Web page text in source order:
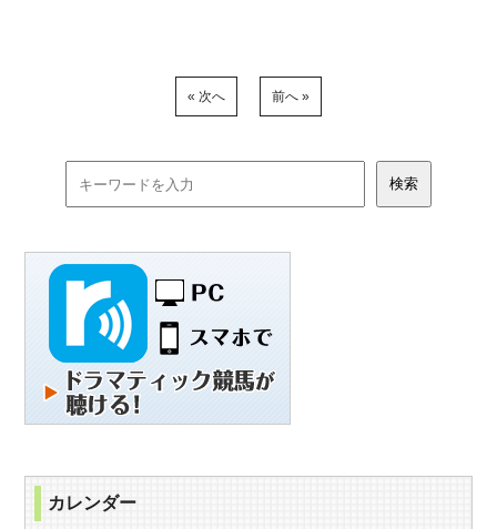
« 次へ 前へ »
カレンダー